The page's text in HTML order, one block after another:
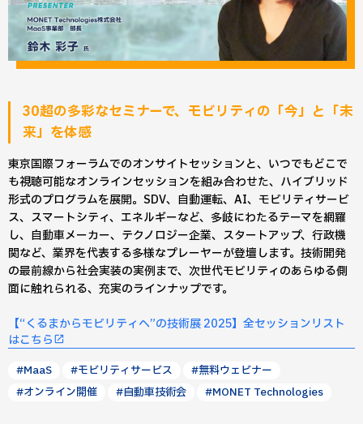
30超の多彩なセミナーで、モビリティの「今」と「未
来」を体感
東京国際フォーラムでのオンサイトセッションと、いつでもどこで
も視聴可能なオンラインセッションを組み合わせた、ハイブリッド
形式のプログラムを展開。SDV、自動運転、AI、モビリティサービ
ス、スマートシティ、エネルギーなど、多岐にわたるテーマを網羅
し、自動車メーカー、テクノロジー企業、スタートアップ、行政機
関など、業界を代表する多様なプレーヤーが登壇します。技術開発
の最前線から社会実装の実例まで、次世代モビリティのあらゆる側
面に触れられる、充実のラインナップです。
【“くるまからモビリティへ”の技術展 2025】全セッションリスト
はこちら
#MaaS #モビリティサービス
#無料ウェビナー
#オンライン開催
#自動車技術会 #MONET Technologies